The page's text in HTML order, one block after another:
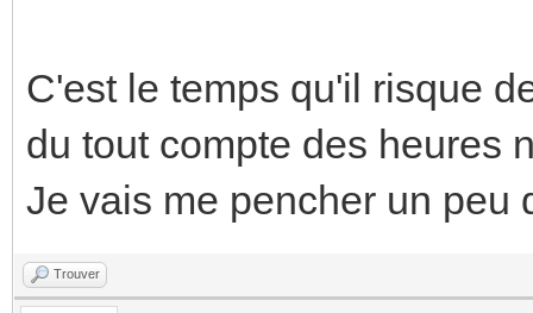
C'est le temps qu'il risque
du tout compte des heures
Je vais me pencher un peu
Trouver